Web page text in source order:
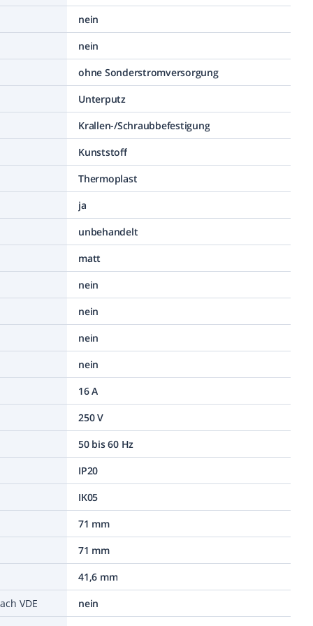
nein
nein
ohne Sonderstromversorgung
Unterputz
Krallen-/Schraubbefestigung
Kunststoff
Thermoplast
ja
unbehandelt
matt
nein
nein
nein
nein
16 A
250 V
50 bis 60 Hz
IP20
IK05
71 mm
71 mm
41,6 mm
VDE
nein